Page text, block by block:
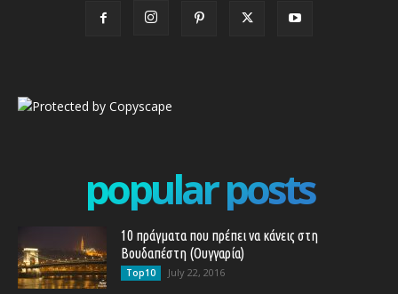
popular posts
10 πράγματα που πρέπει να κάνεις στη
Βουδαπέστη (Ουγγαρία)
Top10 July 22, 2016